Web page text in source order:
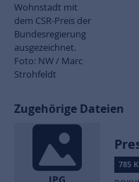
Wohnstadt mit
dem CSR-Preis der
Bundesregierung
ausgezeichnet.
Foto: NW / Marc
Strohfeldt
Zugehörige Dateien
785